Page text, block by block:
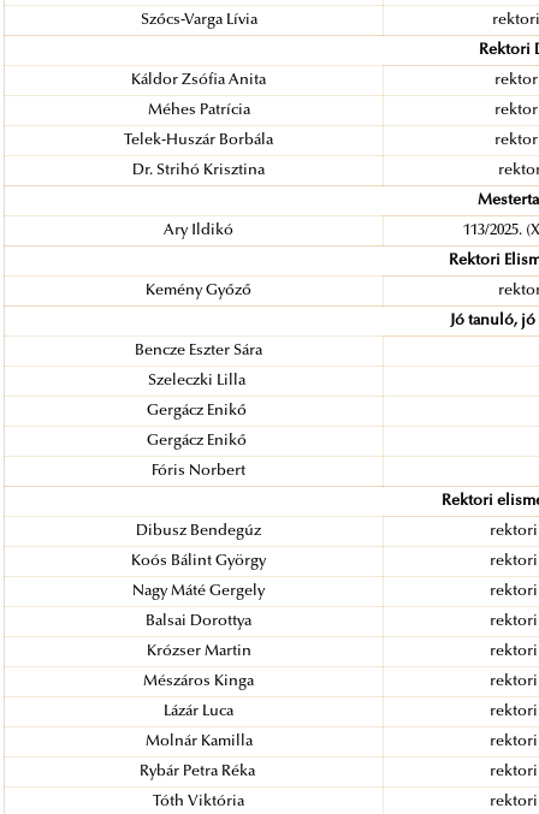
Szőcs-Varga Lívia rektori
Rektori
Káldor Zsófia Anita
Méhes Patrícia
Telek-Huszár Borbála
Dr. Strihó Krisztina
Ary Ildikó 113/2025.
Rektori
Kemény Győző
Jó tanuló,
Bencze Eszter Sára
Szeleczki Lilla
Gergácz Enikő
Gergácz Enikő
Fóris Norbert
Rektori
Dibusz Bendegúz rektori
Koós Bálint György rektori
Nagy Máté Gergely rektori
Balsai Dorottya rektori
Krózser Martin rektori
Mészáros Kinga rektori
Lázár Luca rektori
Molnár Kamilla rektori
Rybár Petra Réka rektori
Tóth Viktória rektori